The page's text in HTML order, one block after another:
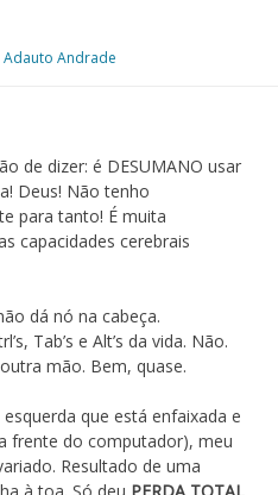
Adauto Andrade
de dizer: é DESUMANO usar
Deus! Não tenho
para tanto! É muita
capacidades cerebrais
dá nó na cabeça.
Tab’s e Alt’s da vida. Não.
mão. Bem, quase.
que está enfaixada e
frente do computador), meu
Resultado de uma
à toa. Só deu PERDA TOTAL